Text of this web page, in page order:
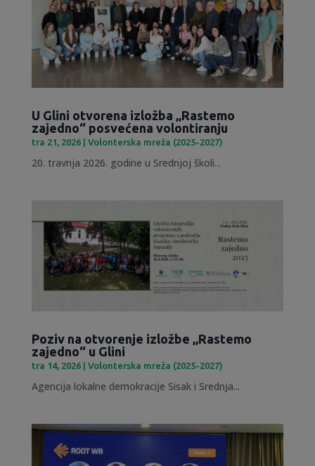
U Glini otvorena izložba „Rastemo
zajedno“ posvećena volontiranju
tra 21, 2026| Volonterska mreža (2025-2027)
20. travnja 2026. godine u Srednjoj školi...
Poziv na otvorenje izložbe „Rastemo
zajedno“ u Glini
tra 14, 2026| Volonterska mreža (2025-2027)
Agencija lokalne demokracije Sisak i Srednja...